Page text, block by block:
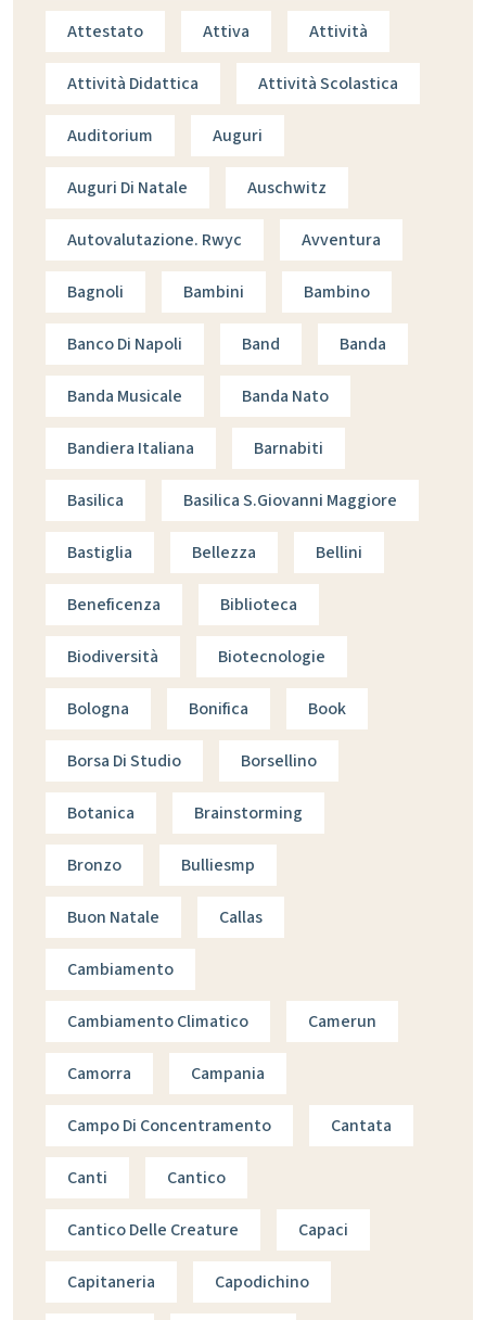
Attestato Attiva Attività
Attività Didattica Attività Scolastica
Auditorium Auguri
Auguri Di Natale Auschwitz
Autovalutazione. Rwyc Avventura
Bagnoli Bambini Bambino
Banco Di Napoli Band Banda
Banda Musicale Banda Nato
Bandiera Italiana Barnabiti
Basilica Basilica S.giovanni Maggiore
Bastiglia Bellezza Bellini
Beneficenza Biblioteca
Biodiversità Biotecnologie
Bologna Bonifica Book
Borsa Di Studio Borsellino
Botanica Brainstorming
Bronzo Bulliesmp
Buon Natale Callas
Cambiamento
Cambiamento Climatico Camerun
Camorra Campania
Campo Di Concentramento Cantata
Canti Cantico
Cantico Delle Creature Capaci
Capitaneria Capodichino